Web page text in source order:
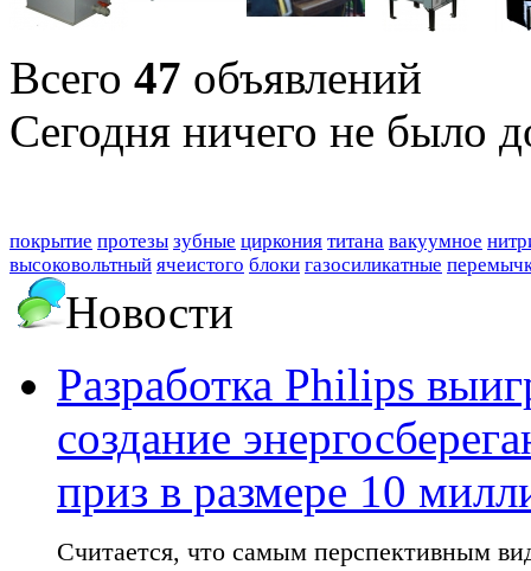
Всего 47 объявлений
Сегодня ничего не было
покрытие протезы зубные циркония титана вакуумное
высоковольтный ячеистого блоки газосиликатные
Новости
Разработка Philips
создание
приз в размере 10
Считается, что самым перспективным